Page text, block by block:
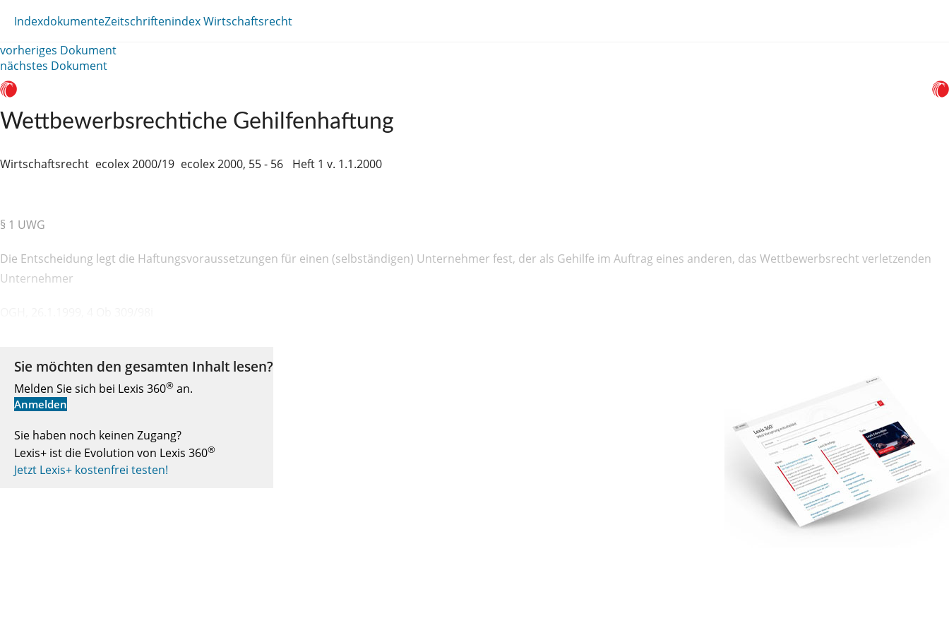
IndexdokumenteZeitschriftenindex Wirtschaftsrecht
vorheriges Dokument
nächstes Dokument
Wettbewerbsrechtiche Gehilfenhaftung
Wirtschaftsrecht ecolex 2000/19 ecolex 2000, 55 - 56 Heft 1 v. 1.1.2000
§ 1 UWG
Die Entscheidung legt die Haftungsvoraussetzungen für einen (selbständigen) Unternehmer fest, der als Gehilfe im Auftrag eines anderen, das Wettbewerbsrecht verletzenden
Unternehmer
Sie möchten den gesamten Inhalt lesen?
Melden Sie sich bei Lexis 360® an.
Anmelden
Sie haben noch keinen Zugang?
Lexis+ ist die Evolution von Lexis 360®
Jetzt Lexis+ kostenfrei testen!